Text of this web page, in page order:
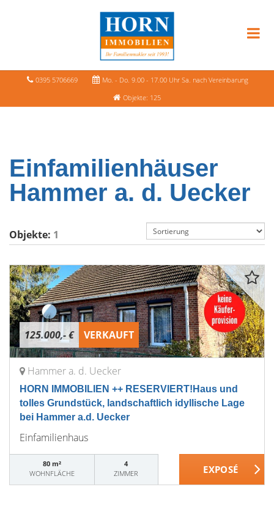
0395 5706669
Mo. - Do. 9.00 - 17.00 Uhr Sa. nach Vereinbarung
Objekte: 125
Einfamilienhäuser
Hammer a. d. Uecker
Objekte: 1
125.000,- € VERKAUFT
Hammer a. d. Uecker
HORN IMMOBILIEN ++ RESERVIERT!Haus und
tolles Grundstück, landschaftlich idyllische Lage
bei Hammer a.d. Uecker
Einfamilienhaus
80 m²
WOHNFLÄCHE
4
ZIMMER